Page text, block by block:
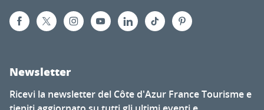
Newsletter
Ricevi la newsletter del Côte d'Azur France Tourisme e